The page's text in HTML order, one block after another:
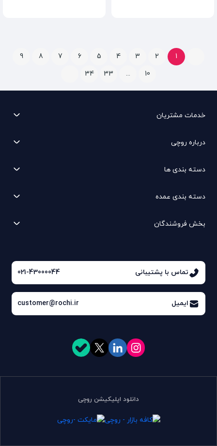
1
2
3
4
5
6
7
8
9
10
...
33
34
خدمات مشتریان
درباره روچی
دسته بندی ها
دسته بندی عمده
بخش فروشندگان
تماس با پشتیبانی 021-43000044
ایمیل customer@rochi.ir
دانلود اپلیکیشن روچی